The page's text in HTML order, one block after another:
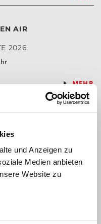
und Anzeigen zu
Medien anbieten
Website zu
AIR
2026
MEHR
2026